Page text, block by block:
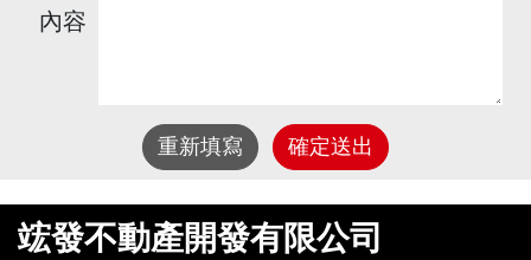
內容
重新填寫 確定送出
竤發不動產開發有限公司